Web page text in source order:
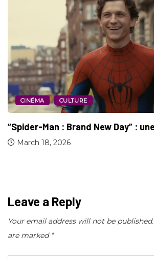
CINÉMA CULTURE
Leave a Reply
Your email address will not be published.
are marked *